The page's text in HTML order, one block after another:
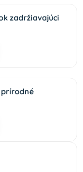
zadržiavajúci